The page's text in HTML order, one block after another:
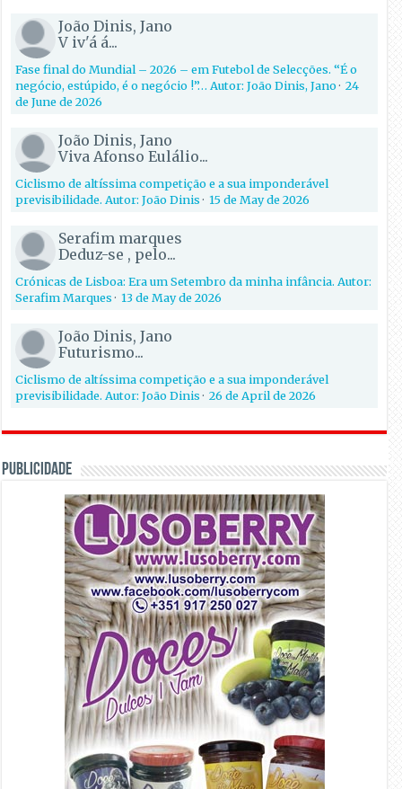
João Dinis, Jano
V iv'á á...
Fase final do Mundial – 2026 – em Futebol de Selecções. “É o
negócio, estúpido, é o negócio !”… Autor: João Dinis, Jano·24
de June de 2026
João Dinis, Jano
Viva Afonso Eulálio...
Ciclismo de altíssima competição e a sua imponderável
previsibilidade. Autor: João Dinis·15 de May de 2026
Serafim marques
Deduz-se , pelo...
Crónicas de Lisboa: Era um Setembro da minha infância. Autor:
Serafim Marques·13 de May de 2026
João Dinis, Jano
Futurismo...
Ciclismo de altíssima competição e a sua imponderável
previsibilidade. Autor: João Dinis·26 de April de 2026
PUBLICIDADE